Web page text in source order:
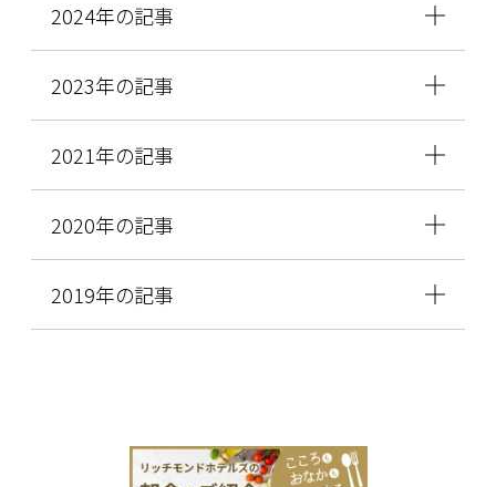
2024年の記事
2023年の記事
2021年の記事
2020年の記事
2019年の記事